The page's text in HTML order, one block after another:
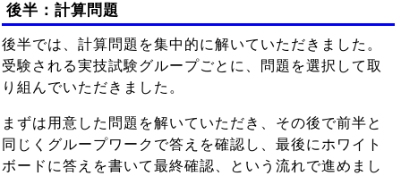
後半：計算問題
後半では、計算問題を集中的に解いていただきました。
受験される実技試験グループごとに、問題を選択して取
り組んでいただきました。
まずは用意した問題を解いていただき、その後で前半と
同じくグループワークで答えを確認し、最後にホワイト
ボードに答えを書いて最終確認、という流れで進めまし